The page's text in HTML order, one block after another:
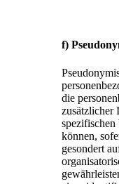
f)
die
zusätzlicher
spezifischen
können,
gesondert